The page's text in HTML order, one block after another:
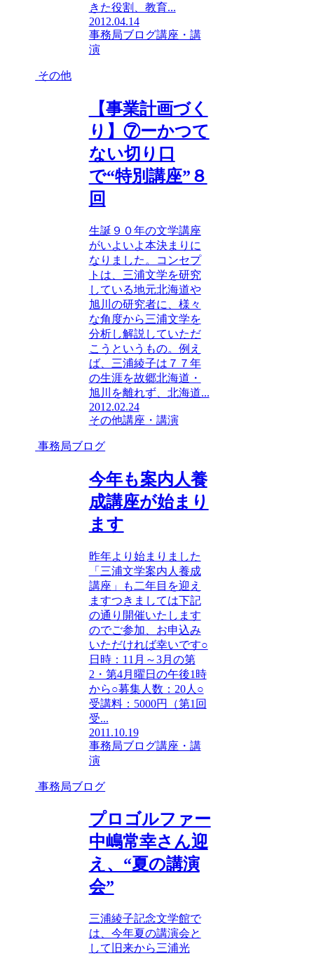
きた役割、教育...
2012.04.14
事務局ブログ講座・講
演
その他
【事業計画づく
り】⑦ーかつて
ない切り口
で“特別講座”８
回
生誕９０年の文学講座
がいよいよ本決まりに
なりました。コンセプ
トは、三浦文学を研究
している地元北海道や
旭川の研究者に、様々
な角度から三浦文学を
分析し解説していただ
こうというもの。例え
ば、三浦綾子は７７年
の生涯を故郷北海道・
旭川を離れず、北海道...
2012.02.24
その他講座・講演
事務局ブログ
今年も案内人養
成講座が始まり
ます
昨年より始まりました
「三浦文学案内人養成
講座」も二年目を迎え
ますつきましては下記
の通り開催いたします
のでご参加、お申込み
いただければ幸いです○
日時：11月～3月の第
2・第4月曜日の午後1時
から○募集人数：20人○
受講料：5000円（第1回
受...
2011.10.19
事務局ブログ講座・講
演
事務局ブログ
プロゴルファー
中嶋常幸さん迎
え、“夏の講演
会”
三浦綾子記念文学館で
は、今年夏の講演会と
して旧来から三浦光